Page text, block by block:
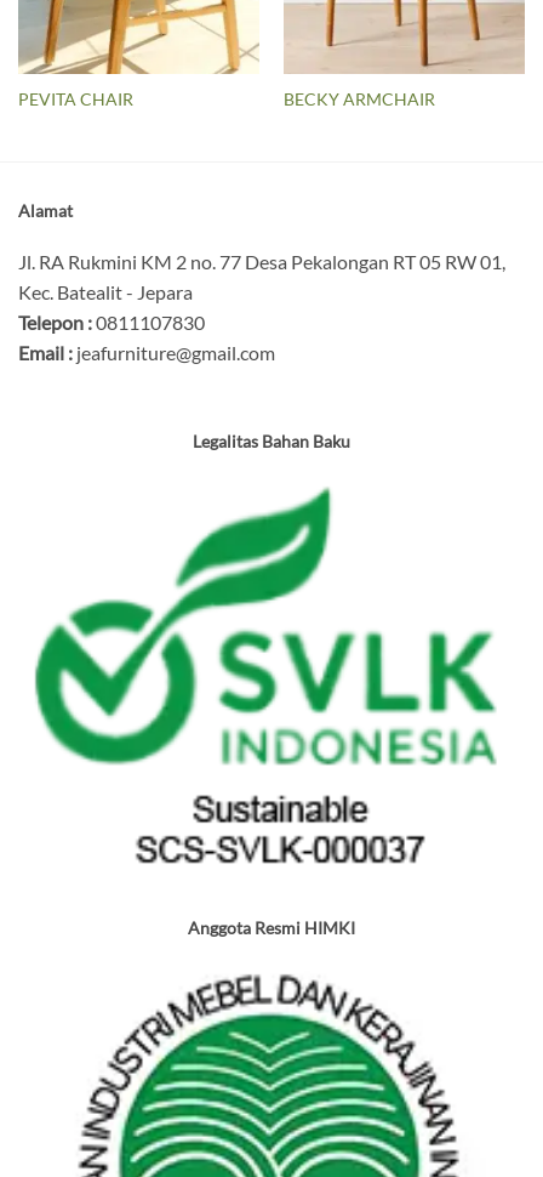
PEVITA CHAIR BECKY ARMCHAIR
Alamat
Jl. RA Rukmini KM 2 no. 77 Desa Pekalongan RT 05 RW 01,
Kec. Batealit - Jepara
Telepon :0811107830
Email : jeafurniture@gmail.com
Legalitas Bahan Baku
Anggota Resmi HIMKI